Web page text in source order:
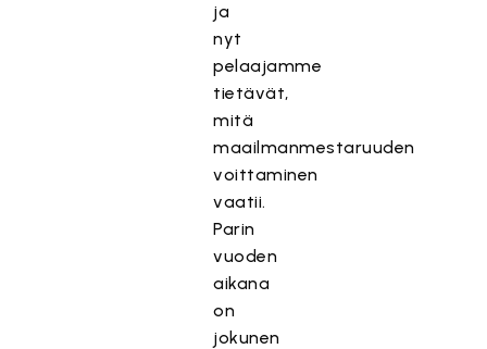
ja
nyt
pelaajamme
tietävät,
mitä
maailmanmestaruuden
voittaminen
vaatii.
Parin
vuoden
aikana
on
jokunen